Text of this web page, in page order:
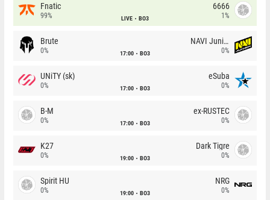
Fnatic
99% LIVE BO3
6666
1%
Brute
0% 17:00 BO3
NAVI Junior
0%
UNiTY (sk)
0% 17:00 BO3
eSuba
0%
B-M
0% 17:00 BO3
ex-RUSTEC
0%
K27
0% 19:00 BO3
Dark Tigre
0%
Spirit HU
0% 19:00 BO3
NRG
0%